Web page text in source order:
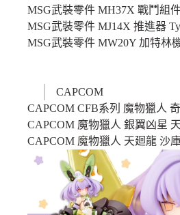
MSG武裝零件 MH37X 戰鬥組
MSG武裝零件 MJ14X 推進器
MSG武裝零件 MW20Y 加特林
CAPCOM
CAPCOM CFB系列 魔物獵人
CAPCOM 魔物獵人 銀翼凶星
CAPCOM 魔物獵人 天廻龍 沙